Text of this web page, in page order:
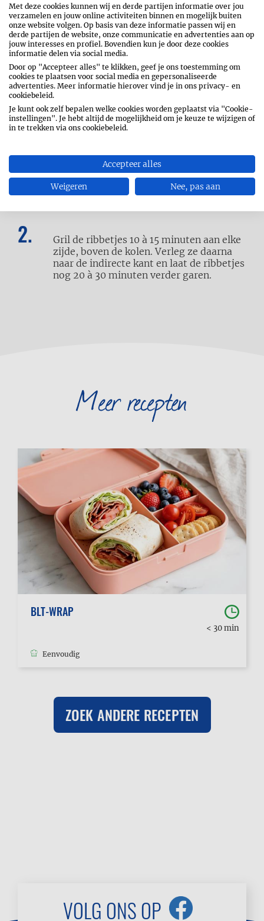
Ribbetjes met pittige
paprikarub
Maak de rub: mix alle ingrediënten voor
de rub. Bestrijk de ribbetjes met wat
olijfolie en kruid met de rub.
Gril de ribbetjes 10 à 15 minuten aan elke
zijde, boven de kolen. Verleg ze daarna
naar de indirecte kant en laat de ribbetjes
nog 20 à 30 minuten verder garen.
Meer recepten
BLT-WRAP
< 30 min
Eenvoudig
ZOEK ANDERE RECEPTEN
VOLG ONS OP
Met deze cookies kunnen wij en derde partijen informatie over jou
verzamelen en jouw online activiteiten binnen en mogelijk buiten
onze website volgen. Op basis van deze informatie passen wij en
derde partijen de website, onze communicatie en advertenties aan op
jouw interesses en profiel. Bovendien kun je door deze cookies
informatie delen via social media.
Door op "Accepteer alles" te klikken, geef je ons toestemming om
cookies te plaatsen voor social media en gepersonaliseerde
advertenties. Meer informatie hierover vind je in ons privacy- en
cookiebeleid.
Je kunt ook zelf bepalen welke cookies worden geplaatst via "Cookie-
instellingen". Je hebt altijd de mogelijkheid om je keuze te wijzigen of
in te trekken via ons cookiebeleid.
Accepteer alles
Weigeren Nee, pas aan